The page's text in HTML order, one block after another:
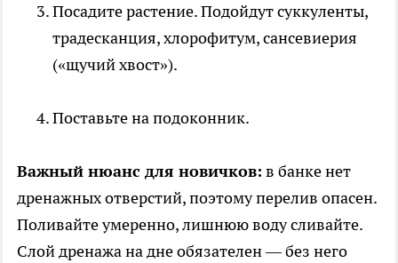
Посадите растение. Подойдут суккуленты,
традесканция, хлорофитум, сансевиерия
(«щучий хвост»).
Поставьте на подоконник.
Важный нюанс для новичков: в банке нет
дренажных отверстий, поэтому перелив опасен.
Поливайте умеренно, лишнюю воду сливайте.
Слой дренажа на дне обязателен — без него